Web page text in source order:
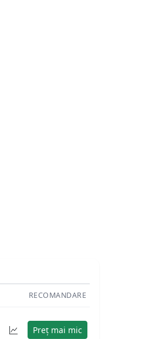
RECOMANDARE
Preț mai mic